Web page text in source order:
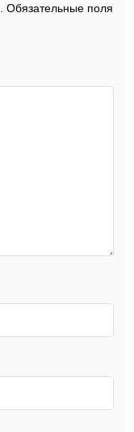
Обязательные поля